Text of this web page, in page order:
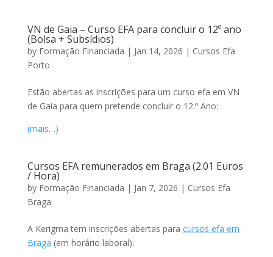
VN de Gaia – Curso EFA para concluir o 12º ano
(Bolsa + Subsídios)
by Formação Financiada | Jan 14, 2026 | Cursos Efa
Porto
Estão abertas as inscrições para um curso efa em VN
de Gaia para quem pretende concluir o 12.º Ano:
(mais…)
Cursos EFA remunerados em Braga (2.01 Euros
/ Hora)
by Formação Financiada | Jan 7, 2026 | Cursos Efa
Braga
A Kerigma tem inscrições abertas para cursos efa em
Braga (em horário laboral):